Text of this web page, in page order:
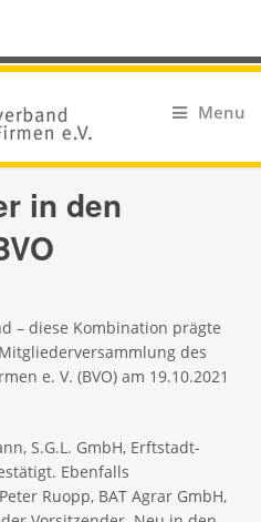
Menu
in den
– diese Kombination prägte
des
e. V. (BVO) am 19.10.2021
S.G.L. GmbH, Erftstadt-
Ebenfalls
Ruopp, BAT Agrar GmbH,